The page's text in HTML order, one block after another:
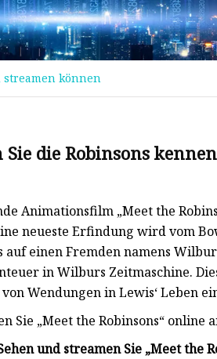
Stanzmaschine
Fördermaschine
Implantationsmaschine
Kinderbuchmaschine
Schneidmaterialmaschine
streamen können
Sie die Robinsons
Animationsfilm „Meet the
neueste Erfindung wird vom
einen Fremden namens
in Wilburs Zeitmaschine.
von Wendungen in Lewis‘ Leben
Sie „Meet the Robinsons“ online
und streamen Sie „Meet the